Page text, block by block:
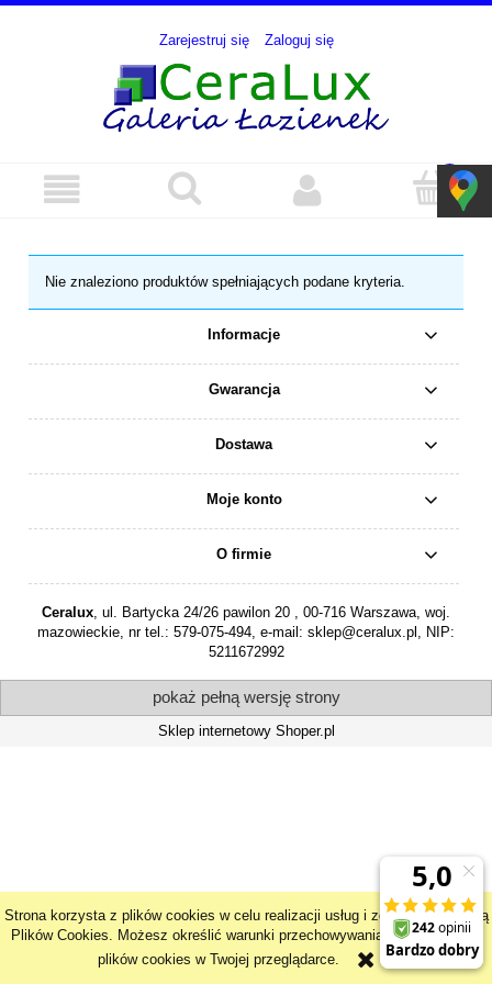
Strona korzysta z plików cookies w celu realizacji usług i zgodnie z Polityką
Plików Cookies. Możesz określić warunki przechowywania lub dostępu do
plików cookies w Twojej przeglądarce.
Zarejestruj się Zaloguj się
Nie znaleziono produktów spełniających podane kryteria.
Informacje
Gwarancja
Dostawa
Moje konto
O firmie
Ceralux , ul. Bartycka 24/26 pawilon 20 , 00-716 Warszawa, woj.
mazowieckie, nr tel.: 579-075-494 , e-mail: sklep@ceralux.pl , NIP:
5211672992
pokaż pełną wersję strony
Sklep internetowy Shoper.pl